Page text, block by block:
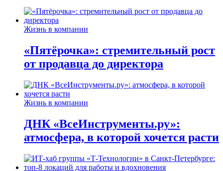
Жизнь в компании
«Пятёрочка»: стремительный рост
от продавца до директора
Жизнь в компании
ДНК «ВсеИнструменты.ру»:
атмосфера, в которой хочется расти